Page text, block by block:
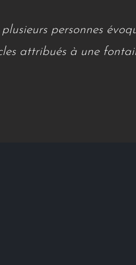
personnes
attribués à une